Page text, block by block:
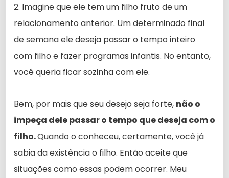
2. Imagine que ele tem um filho fruto de um
relacionamento anterior. Um determinado final
de semana ele deseja passar o tempo inteiro
com filho e fazer programas infantis. No entanto,
você queria ficar sozinha com ele.
Bem, por mais que seu desejo seja forte, não o
impeça dele passar o tempo que deseja com o
filho.Quando o conheceu, certamente, você já
sabia da existência o filho. Então aceite que
situações como essas podem ocorrer. Meu